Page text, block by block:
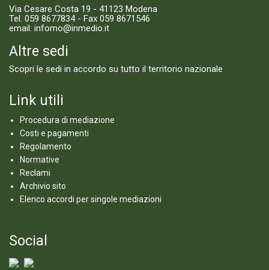
Via Cesare Costa 19 - 41123 Modena
Tel. 059 8677834- Fax 059 8671546
email: infomo@inmedio.it
Altre sedi
Scopri le sedi in accordo su tutto il territorio nazionale
Link utili
Procedura di mediazione
Costi e pagamenti
Regolamento
Normative
Reclami
Archivio sito
Elenco accordi per singole mediazioni
Social